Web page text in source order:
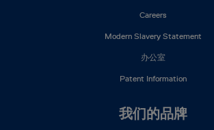
Careers
Modern Slavery Statement
办公室
Patent Information
我们的品牌